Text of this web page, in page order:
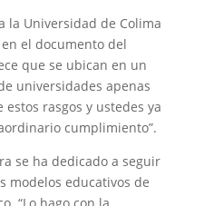
la Universidad de Colima
el documento del
que se ubican en un
universidades apenas
rasgos y ustedes ya
cumplimiento”.
se ha dedicado a seguir
modelos educativos de